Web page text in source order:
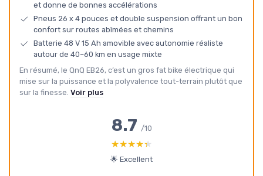
et donne de bonnes accélérations
Pneus 26 x 4 pouces et double suspension offrant un bon
confort sur routes abîmées et chemins
Batterie 48 V 15 Ah amovible avec autonomie réaliste
autour de 40–60 km en usage mixte
En résumé, le QnQ EB26, c’est un gros fat bike électrique qui
mise sur la puissance et la polyvalence tout-terrain plutôt que
sur la finesse. Voir plus
8.7 /10
★★★★★
★★★★★
🌟 Excellent